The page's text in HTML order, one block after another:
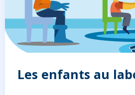
Les enfants au